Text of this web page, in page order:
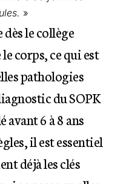
»
le collège
corps, ce qui est
pathologies
du SOPK
avant 6 à 8 ans
il est essentiel
déjà les clés